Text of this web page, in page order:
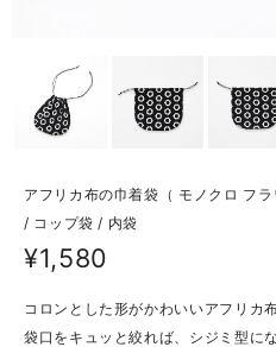
アフリカ布の巾着袋（ モノクロ フ
/ コップ袋 / 内袋
¥1,580
コロンとした形がかわいいアフリカ
袋口をキュッと絞れば、シジミ型に